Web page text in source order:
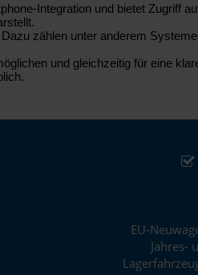
Integration und bietet Zugriff
zählen unter anderem
und gleichzeitig für eine
EU-
Jahres-